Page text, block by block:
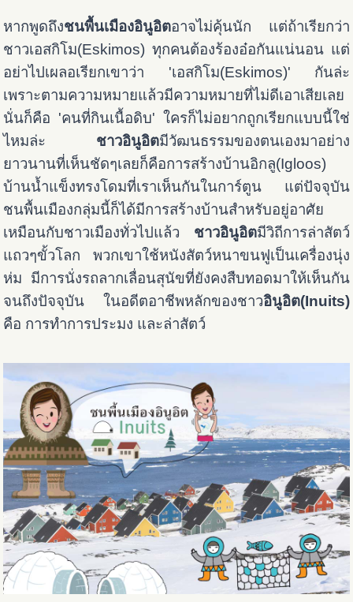
หากพูดถึงชนพื้นเมืองอินูอิตอาจไม่คุ้นนัก แต่ถ้าเรียกว่า
ชาวเอสกิโม(Eskimos) ทุกคนต้องร้องอ๋อกันแน่นอน แต่
อย่าไปเผลอเรียกเขาว่า 'เอสกิโม(Eskimos)' กันล่ะ
เพราะตามความหมายแล้วมีความหมายที่ไม่ดีเอาเสียเลย
นั่นก็คือ 'คนที่กินเนื้อดิบ' ใครก็ไม่อยากถูกเรียกแบบนี้ใช่
ไหมล่ะ ชาวอินูอิตมีวัฒนธรรมของตนเองมาอย่าง
ยาวนานที่เห็นชัดๆเลยก็คือการสร้างบ้านอิกลู(Igloos)
บ้านน้ำแข็งทรงโดมที่เราเห็นกันในการ์ตูน แต่ปัจจุบัน
ชนพื้นเมืองกลุ่มนี้ก็ได้มีการสร้างบ้านสำหรับอยู่อาศัย
เหมือนกับชาวเมืองทั่วไปแล้ว ชาวอินูอิตมีวิถีการล่าสัตว์
แถวๆขั้วโลก พวกเขาใช้หนังสัตว์หนาขนฟูเป็นเครื่องนุ่ง
ห่ม มีการนั่งรถลากเลื่อนสุนัขที่ยังคงสืบทอดมาให้เห็นกัน
จนถึงปัจจุบัน ในอดีตอาชีพหลักของชาวอินูอิต(Inuits)
คือ การทำการประมง และล่าสัตว์